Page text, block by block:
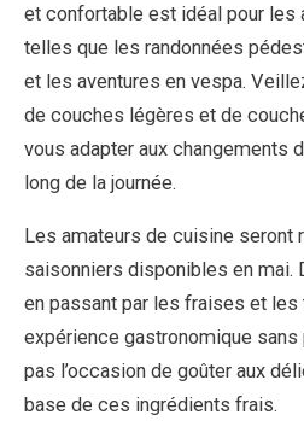
et confortable est idéal pour les
telles que les randonnées
et les aventures en vespa.
de couches légères et de
vous adapter aux changements
long de la journée.
Les amateurs de cuisine seront
saisonniers disponibles en mai.
en passant par les fraises et
expérience gastronomique
pas l’occasion de goûter aux
base de ces ingrédients frais.